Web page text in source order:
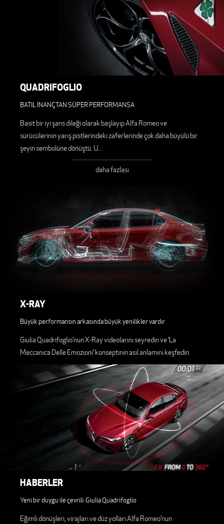
QUADRIFOGLIO
BATIL İNANÇTAN SÜPER PERFORMANSA
Basit bir iyi şans dileği olarak başlayıp Alfa Romeo ve
sürücülerinin yarış pistlerindeki zaferlerinde çok daha büyülü bir
şeyin sembolüne dönüştü. U...
daha fazlası
X-RAY
Büyük performansın arkasında büyük yenilikler vardır
Giulia Quadrifoglio’nun X-Ray videolarını seyredin ve ‘La
Meccanica Delle Emozioni’ konseptinin asıl anlamını keşfedin.
HABERLER
Yeni bir duygu ile çevrili: Giulia Quadrifoglio
Eğimli dönüşleri, virajları ve düz yolları Alfa Romeo’nun